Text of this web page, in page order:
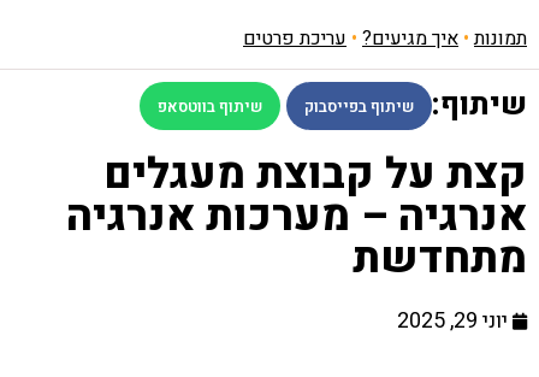
תמונות• איך מגיעים? • עריכת פרטים
שיתוף: שיתוף בפייסבוק שיתוף בווטסאפ
קצת על קבוצת מעגלים
אנרגיה – מערכות אנרגיה
מתחדשת
יוני 29, 2025